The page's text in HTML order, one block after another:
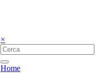
×
Home